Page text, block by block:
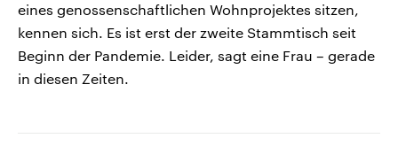
eines genossenschaftlichen Wohnprojektes sitzen,
kennen sich. Es ist erst der zweite Stammtisch seit
Beginn der Pandemie. Leider, sagt eine Frau – gerade
in diesen Zeiten.